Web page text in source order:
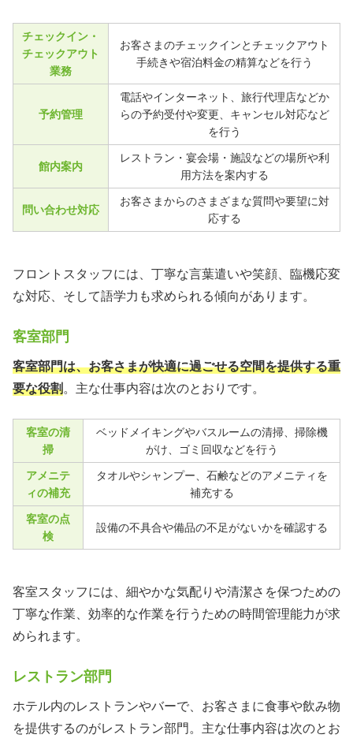
チェックイン・
チェックアウト
業務
お客さまのチェックインとチェックアウト
手続きや宿泊料金の精算などを行う
予約管理
電話やインターネット、旅行代理店などか
らの予約受付や変更、キャンセル対応など
を行う
館内案内
レストラン・宴会場・施設などの場所や利
用方法を案内する
問い合わせ対応
お客さまからのさまざまな質問や要望に対
応する
フロントスタッフには、丁寧な言葉遣いや笑顔、臨機応変
な対応、そして語学力も求められる傾向があります。
客室部門
客室部門は、お客さまが快適に過ごせる空間を提供する重
要な役割。主な仕事内容は次のとおりです。
客室の清
掃
ベッドメイキングやバスルームの清掃、掃除機
がけ、ゴミ回収などを行う
アメニテ
ィの補充
タオルやシャンプー、石鹸などのアメニティを
補充する
客室の点
検
設備の不具合や備品の不足がないかを確認する
客室スタッフには、細やかな気配りや清潔さを保つための
丁寧な作業、効率的な作業を行うための時間管理能力が求
められます。
レストラン部門
ホテル内のレストランやバーで、お客さまに食事や飲み物
を提供するのがレストラン部門。主な仕事内容は次のとお